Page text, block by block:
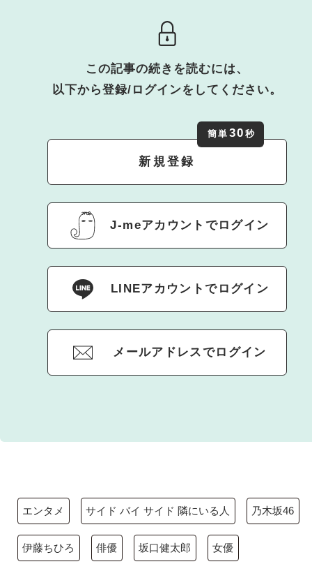
この記事の続きを読むには、
以下から登録/ログインをしてください。
新規登録
簡単 30 秒
J-meアカウントでログイン
LINEアカウントでログイン
メールアドレスでログイン
エンタメ サイド バイ サイド 隣にいる人 乃木坂46
伊藤ちひろ 俳優 坂口健太郎 女優